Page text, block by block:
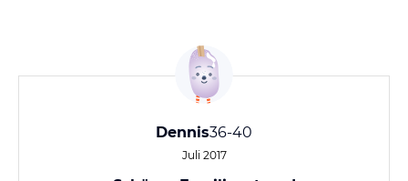
Dennis36-40
Juli 2017